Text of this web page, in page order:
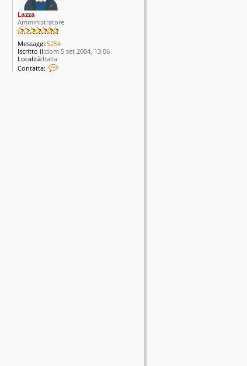
Lazza
Amministratore
Messaggi:5254
Iscritto il:dom 5 set 2004, 13:06
Località:Italia
Contatta: